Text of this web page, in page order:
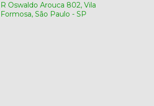
R Oswaldo Arouca 802, Vila
Formosa, São Paulo - SP